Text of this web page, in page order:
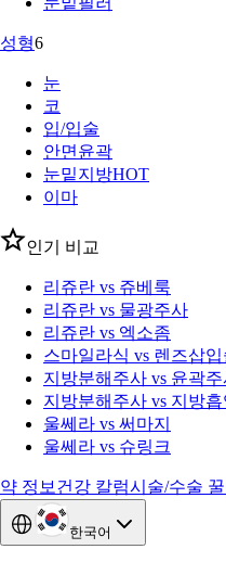
성형6
눈
코
입/입술
안면윤곽
눈밑지방HOT
이마
인기 비교
리쥬란 vs 쥬베룩
리쥬란 vs 물광주사
리쥬란 vs 엑소좀
스마일라식 vs 렌즈삽입
지방분해주사 vs 윤곽
지방분해주사 vs 지방흡
울쎄라 vs 써마지
울쎄라 vs 슈링크
약 정보 건강 칼럼시술/수술
한국어